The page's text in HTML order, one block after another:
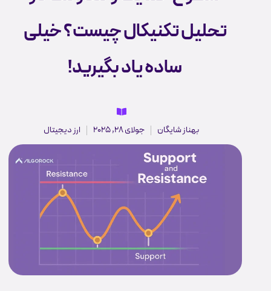
تحلیل تکنیکال چیست؟ خیلی
ساده یاد بگیرید!
بهناز شایگان جولای 28, 2025 ارز دیجیتال